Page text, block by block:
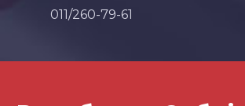
011/260-79-61